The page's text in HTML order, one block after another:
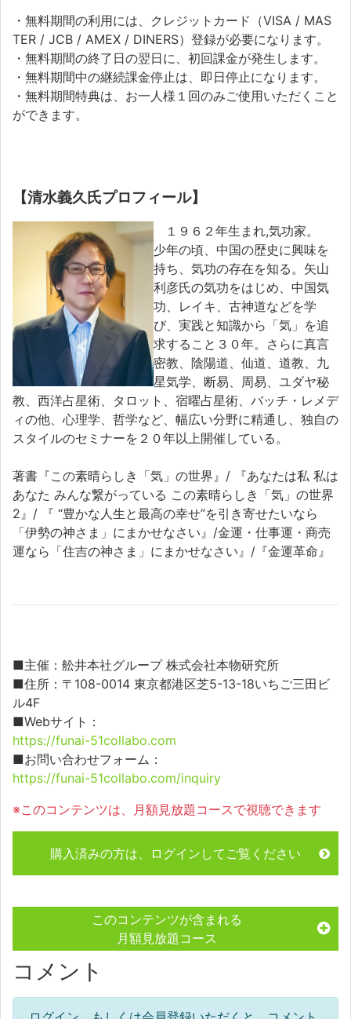
・無料期間の利用には、クレジットカード（VISA / MAS
TER / JCB / AMEX / DINERS）登録が必要になります。
・無料期間の終了日の翌日に、初回課金が発生します。
・無料期間中の継続課金停止は、即日停止になります。
・無料期間特典は、お一人様１回のみご使用いただくこと
ができます。
【清水義久氏プロフィール】
１９６２年生まれ,気功家。
少年の頃、中国の歴史に興味を
持ち、気功の存在を知る。矢山
利彦氏の気功をはじめ、中国気
功、レイキ、古神道などを学
び、実践と知識から「気」を追
求すること３０年。さらに真言
密教、陰陽道、仙道、道教、九
星気学、断易、周易、ユダヤ秘
教、西洋占星術、タロット、宿曜占星術、バッチ・レメデ
ィの他、心理学、哲学など、幅広い分野に精通し、独自の
スタイルのセミナーを２０年以上開催している。
著書『この素晴らしき「気」の世界』/ 『あなたは私 私は
あなた みんな繋がっている この素晴らしき「気」の世界
2』/ 『 “豊かな人生と最高の幸せ”を引き寄せたいなら
「伊勢の神さま」にまかせなさい』/金運・仕事運・商売
運なら「住吉の神さま」にまかせなさい』/『金運革命』
■主催：舩井本社グループ 株式会社本物研究所
■住所：〒108-0014 東京都港区芝5-13-18いちご三田ビ
ル4F
■Webサイト：
https://funai-51collabo.com
■お問い合わせフォーム：
https://funai-51collabo.com/inquiry
※このコンテンツは、月額見放題コースで視聴できます
購入済みの方は、ログインしてご覧ください
このコンテンツが含まれる
月額見放題コース
コメント